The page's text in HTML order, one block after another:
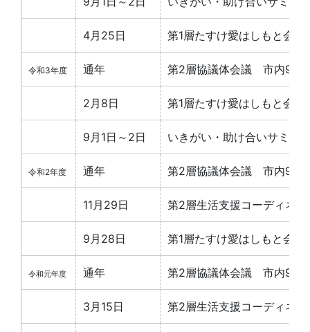
4月25日 第1層たすけ愛はしもと会議
令和3年度 通年 第2層協議体会議 市内9地
2月8日 第1層たすけ愛はしもと会議
9月1日～2日 いきがい・助け合いサミッ
令和2年度 通年 第2層協議体会議 市内9地
11月29日 第2層生活支援コーディネ
9月28日 第1層たすけ愛はしもと会議
令和元年度 通年 第2層協議体会議 市内9地
3月15日 第2層生活支援コーディネ